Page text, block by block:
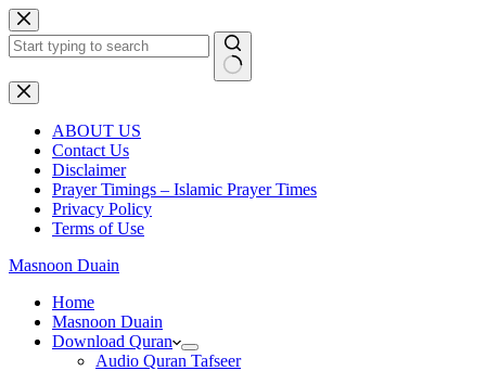
Skip
to
content
No
results
ABOUT US
Contact Us
Disclaimer
Prayer Timings – Islamic Prayer Times
Privacy Policy
Terms of Use
Masnoon Duain
Home
Masnoon Duain
Download Quran
Audio Quran Tafseer